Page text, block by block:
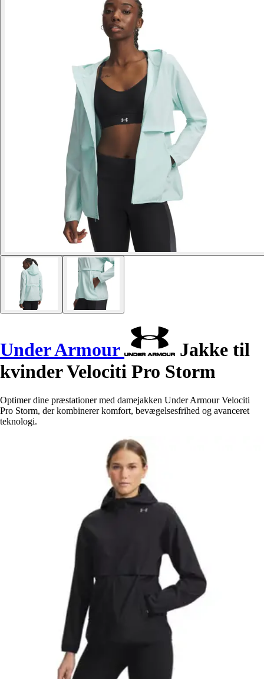
Under Armour
Jakke til
kvinder Velociti Pro Storm
Optimer dine præstationer med damejakken Under Armour Velociti
Pro Storm, der kombinerer komfort, bevægelsesfrihed og avanceret
teknologi.